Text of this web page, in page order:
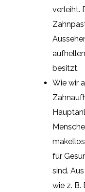
verleiht.
besitzt.
Wie wir
für
sind.
wie z. B.